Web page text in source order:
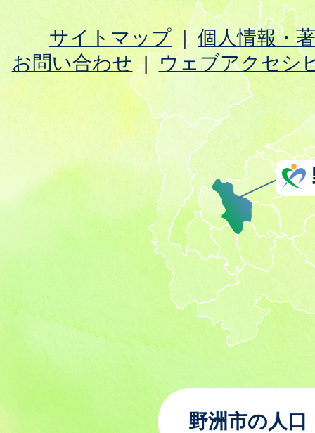
サイトマップ
個人情報・
お問い合わせ
ウェブアクセシ
野洲市の人口